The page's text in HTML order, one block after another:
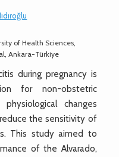
of Health Sciences,
Ankara-Türkiye
during pregnancy is
for non-obstetric
changes
the sensitivity of
This study aimed to
of the Alvarado,